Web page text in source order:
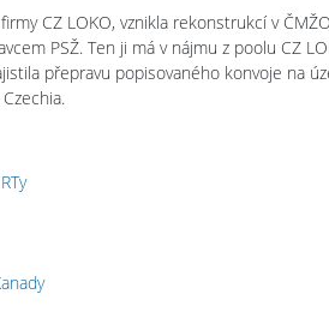
CZ LOKO, vznikla rekonstrukcí v
PSŽ. Ten ji má v nájmu z poolu CZ
přepravu popisovaného konvoje na